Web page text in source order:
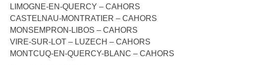
LIMOGNE-EN-QUERCY – CAHORS
CASTELNAU-MONTRATIER – CAHORS
MONSEMPRON-LIBOS – CAHORS
VIRE-SUR-LOT – LUZECH – CAHORS
MONTCUQ-EN-QUERCY-BLANC – CAHORS